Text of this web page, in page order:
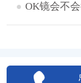
OK镜会不